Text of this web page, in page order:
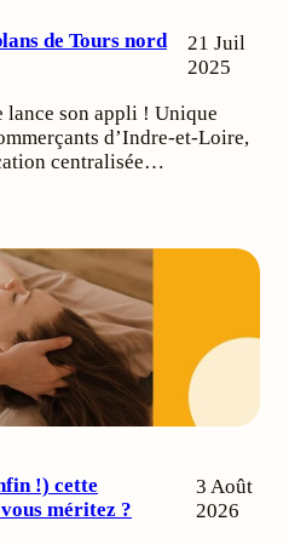
de Tours nord
21 Juil
2025
lance son appli ! Unique
d’Indre-et-Loire,
centralisée…
!) cette
méritez ?
3 Août
2026